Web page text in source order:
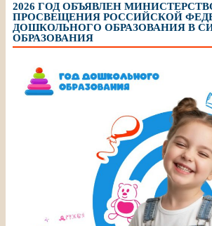
2026 ГОД ОБЪЯВЛЕН
ПРОСВЕЩЕНИЯ РОССИЙСКОЙ
ДОШКОЛЬНОГО ОБРАЗОВАНИЯ В
ОБРАЗОВАНИЯ